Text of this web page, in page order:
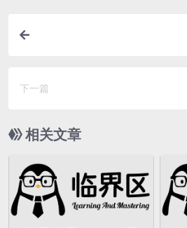
下一篇
相关文章